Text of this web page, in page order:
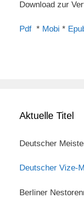
Download zur
Pdf * Mobi *
Aktuelle Titel
Deutscher
Deutscher Vize-
Berliner